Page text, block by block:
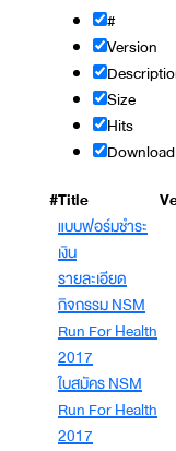
#
Version
Size
Hits
Download
#Title
แบบฟอร์มชำระ
เงิน
รายละเอียด
กิจกรรม NSM
Run For Health
2017
ใบสมัคร NSM
Run For Health
2017